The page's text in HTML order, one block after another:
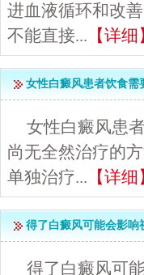
进血液循环和改
不能直接... 【详细
女性白癜风患者饮食需
女性白癜风患
尚无全然治疗的
单独治疗... 【详细
得了白癜风可能会影响
得了白癜风可